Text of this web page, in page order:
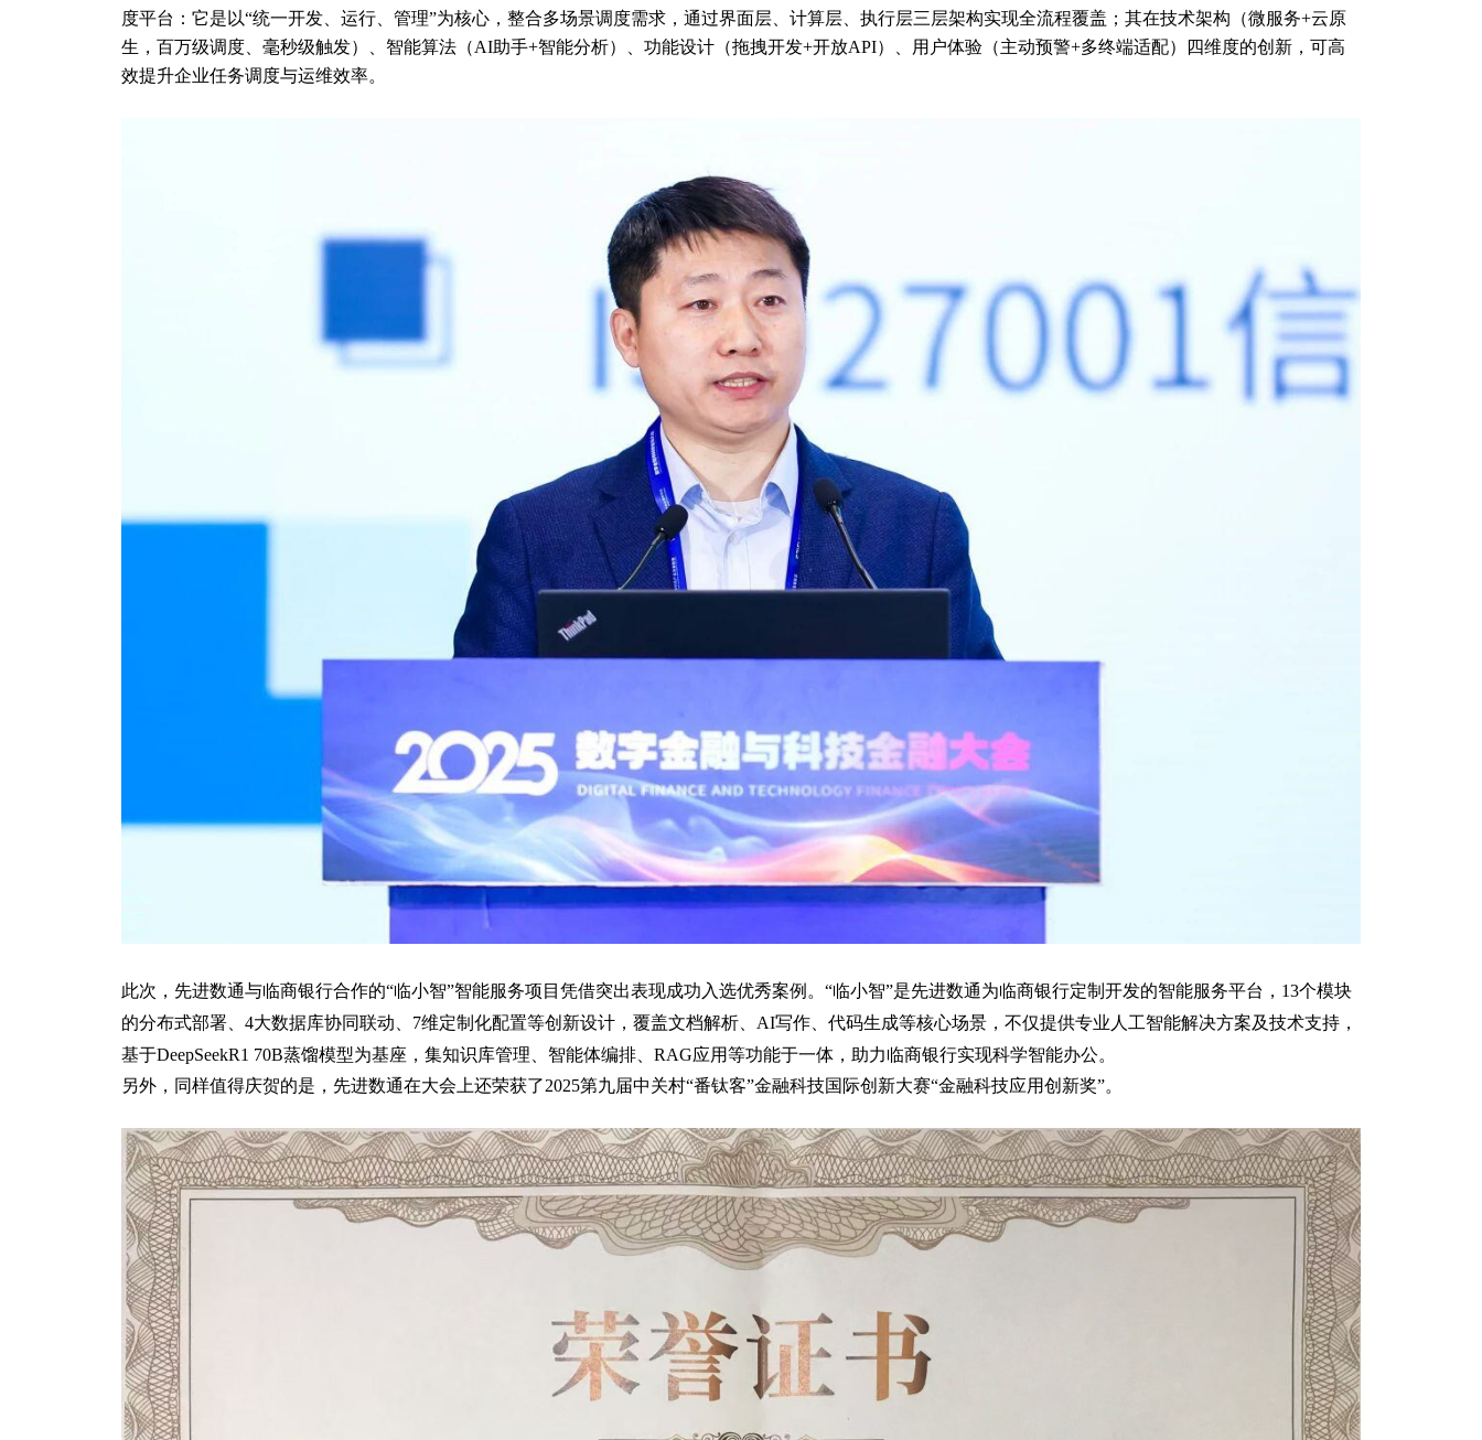
度平台：它是以“统一开发、运行、管理”为核心，整合多场景调度需求，通过界面层、计算层、执行层三层架构实现全流程覆盖；其在技术架构（微服务+云原
生，百万级调度、毫秒级触发）、智能算法（AI助手+智能分析）、功能设计（拖拽开发+开放API）、用户体验（主动预警+多终端适配）四维度的创新，可高
效提升企业任务调度与运维效率。
此次，先进数通与临商银行合作的“临小智”智能服务项目凭借突出表现成功入选优秀案例。“临小智”是先进数通为临商银行定制开发的智能服务平台，13个模块
的分布式部署、4大数据库协同联动、7维定制化配置等创新设计，覆盖文档解析、AI写作、代码生成等核心场景，不仅提供专业人工智能解决方案及技术支持，
基于DeepSeekR1 70B蒸馏模型为基座，集知识库管理、智能体编排、RAG应用等功能于一体，助力临商银行实现科学智能办公。
另外，同样值得庆贺的是，先进数通在大会上还荣获了2025第九届中关村“番钛客”金融科技国际创新大赛“金融科技应用创新奖”。